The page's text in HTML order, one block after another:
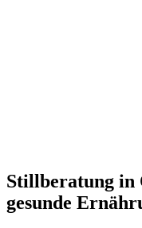
Stillberatung in
gesunde